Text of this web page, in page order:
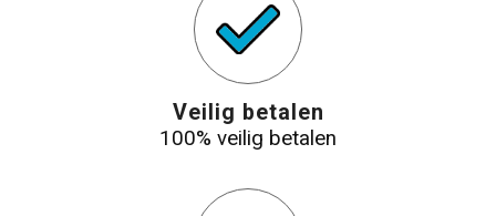
Veilig betalen
100% veilig betalen